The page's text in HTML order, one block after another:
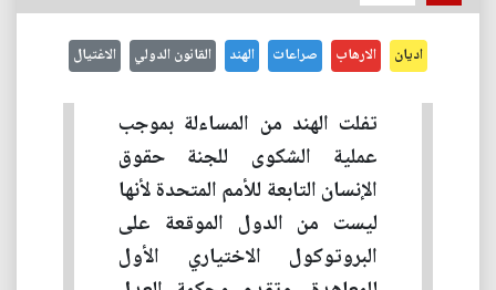
اديان الارهاب صراعات الهند القانون الدولي الاغتيال
تفلت الهند من المساءلة بموجب
عملية الشكوى للجنة حقوق
الإنسان التابعة للأمم المتحدة لأنها
ليست من الدول الموقعة على
البروتوكول الاختياري الأول